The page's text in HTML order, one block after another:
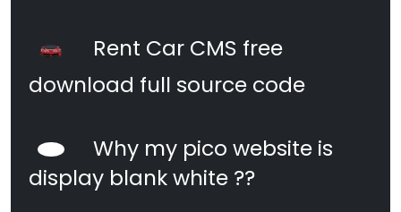
Rent Car CMS free
download full source code
Why my pico website is
display blank white ??